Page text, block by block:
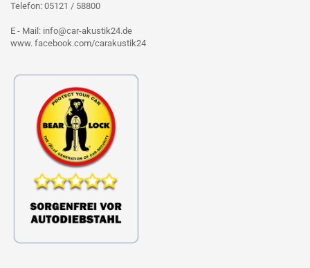
Telefon: 05121 / 58800
E - Mail: info@car-akustik24.de
www. facebook.com/carakustik24